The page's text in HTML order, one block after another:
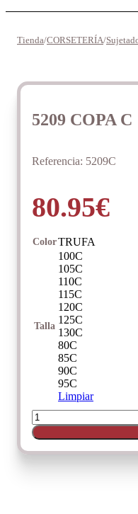
Tienda/CORSETERÍA/
5209 COPA C
Referencia: 5209C
80.95€
ColorTRUFA
Talla
100C
105C
110C
115C
120C
125C
130C
80C
85C
90C
95C
Limpiar
5209
COPA
C